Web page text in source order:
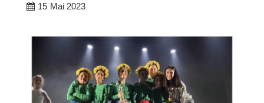
15 Mai 2023